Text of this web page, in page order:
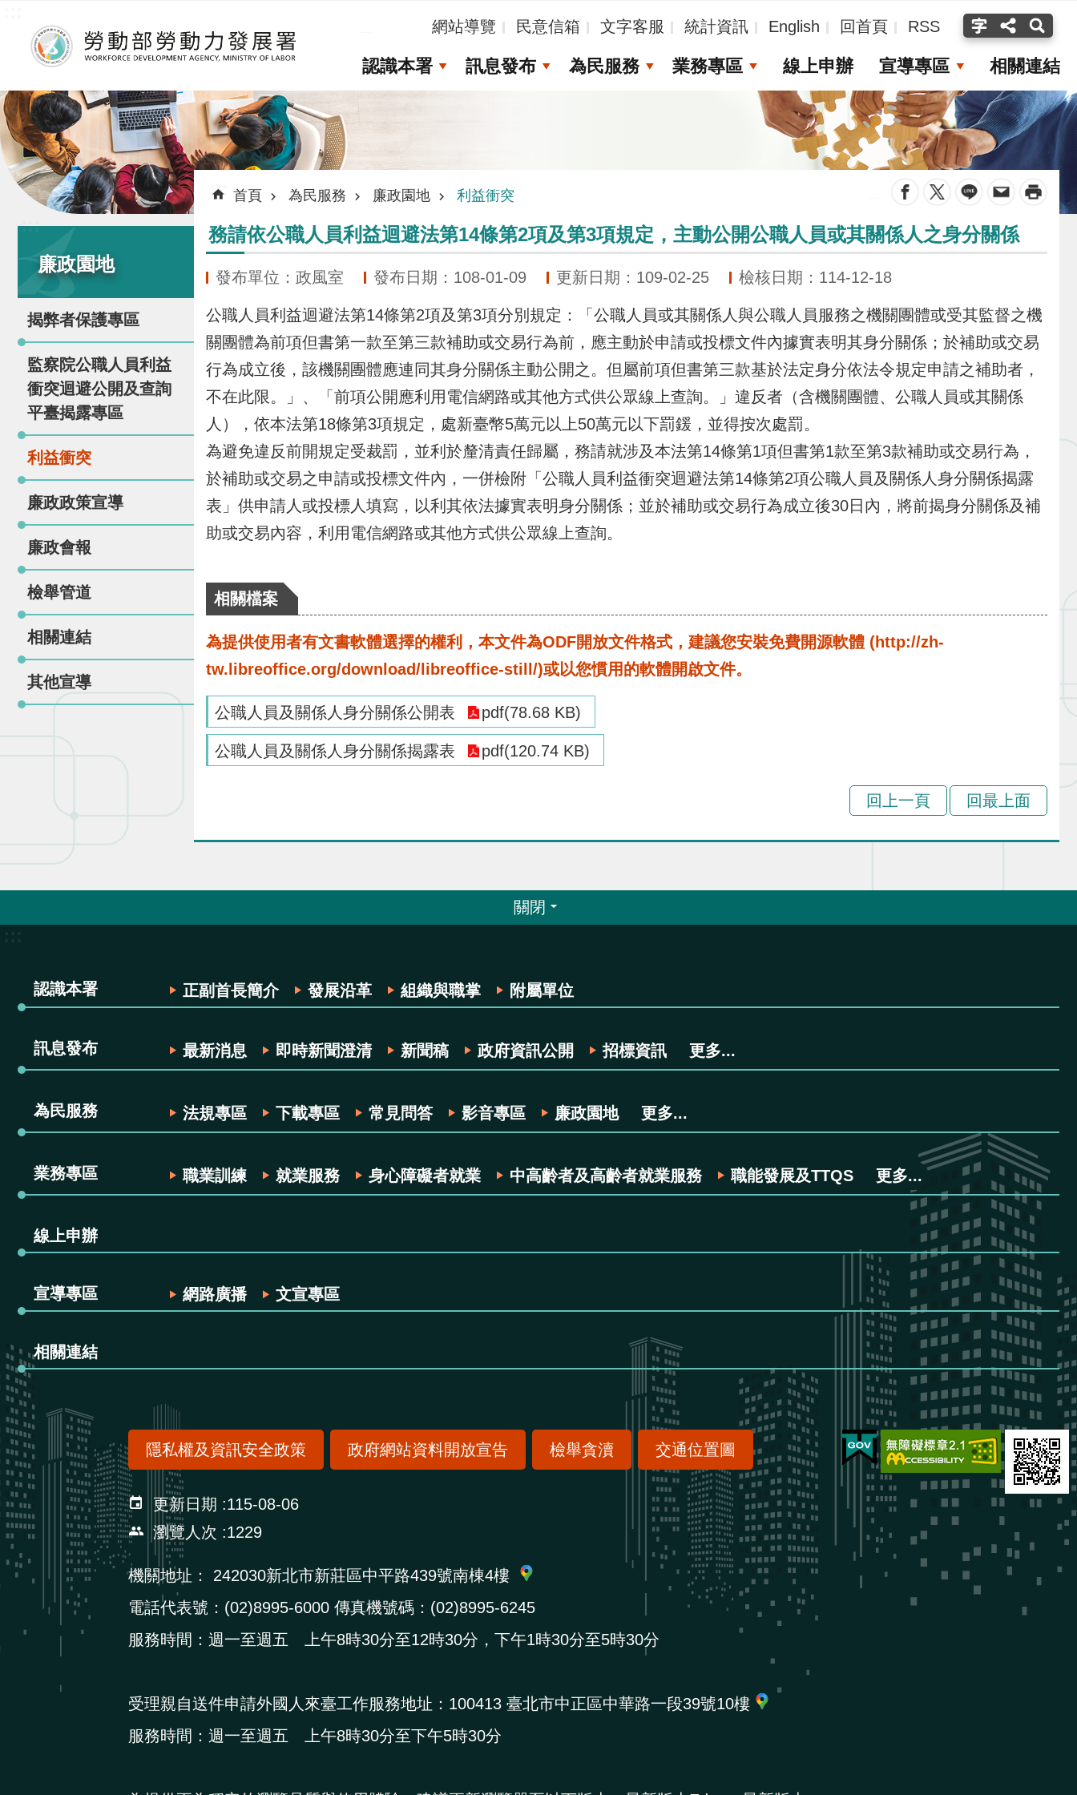
網站導覽 民意信箱 文字客服 統計資訊 English 回首頁 RSS
認識本署 訊息發布 為民服務 業務專區 線上申辦 宣導專區 相關連結
:::
廉政園地
揭弊者保護專區
監察院公職人員利益
衝突迴避公開及查詢
平臺揭露專區
利益衝突
廉政政策宣導
廉政會報
檢舉管道
相關連結
其他宣導
::: 首頁 為民服務 廉政園地 利益衝突
務請依公職人員利益迴避法第14條第2項及第3項規定，主動公開公職人員或其關係人之身分關係
發布單位：政風室 發布日期：108-01-09 更新日期：109-02-25 檢核日期：114-12-18
公職人員利益迴避法第14條第2項及第3項分別規定：「公職人員或其關係人與公職人員服務之機關團體或受其監督之機
關團體為前項但書第一款至第三款補助或交易行為前，應主動於申請或投標文件內據實表明其身分關係；於補助或交易
行為成立後，該機關團體應連同其身分關係主動公開之。但屬前項但書第三款基於法定身分依法令規定申請之補助者，
不在此限。」、「前項公開應利用電信網路或其他方式供公眾線上查詢。」違反者（含機關團體、公職人員或其關係
人），依本法第18條第3項規定，處新臺幣5萬元以上50萬元以下罰鍰，並得按次處罰。
為避免違反前開規定受裁罰，並利於釐清責任歸屬，務請就涉及本法第14條第1項但書第1款至第3款補助或交易行為，
於補助或交易之申請或投標文件內，一併檢附「公職人員利益衝突迴避法第14條第2項公職人員及關係人身分關係揭露
表」供申請人或投標人填寫，以利其依法據實表明身分關係；並於補助或交易行為成立後30日內，將前揭身分關係及補
助或交易內容，利用電信網路或其他方式供公眾線上查詢。
相關檔案
為提供使用者有文書軟體選擇的權利，本文件為ODF開放文件格式，建議您安裝免費開源軟體 (http://zh-
tw.libreoffice.org/download/libreoffice-still/)或以您慣用的軟體開啟文件。
公職人員及關係人身分關係公開表 pdf(78.68 KB)
公職人員及關係人身分關係揭露表 pdf(120.74 KB)
回上一頁 回最上面
關閉
認識本署 正副首長簡介 發展沿革 組織與職掌 附屬單位
訊息發布 最新消息 即時新聞澄清 新聞稿 政府資訊公開 招標資訊 更多...
為民服務 法規專區 下載專區 常見問答 影音專區 廉政園地 更多...
業務專區 職業訓練 就業服務 身心障礙者就業 中高齡者及高齡者就業服務 職能發展及TTQS 更多...
線上申辦
宣導專區 網路廣播 文宣專區
相關連結
隱私權及資訊安全政策 政府網站資料開放宣告 檢舉貪瀆 交通位置圖
更新日期
115-08-06
瀏覽人次
1229
機關地址：
242030新北市新莊區中平路439號南棟4樓
電話代表號：(02)8995-6000 傳真機號碼：(02)8995-6245
服務時間：週一至週五 上午8時30分至12時30分，下午1時30分至5時30分
受理親自送件申請外國人來臺工作服務地址： 100413 臺北市中正區中華路一段39號10樓
服務時間：週一至週五 上午8時30分至下午5時30分